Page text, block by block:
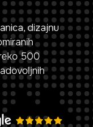
dizajnu
500